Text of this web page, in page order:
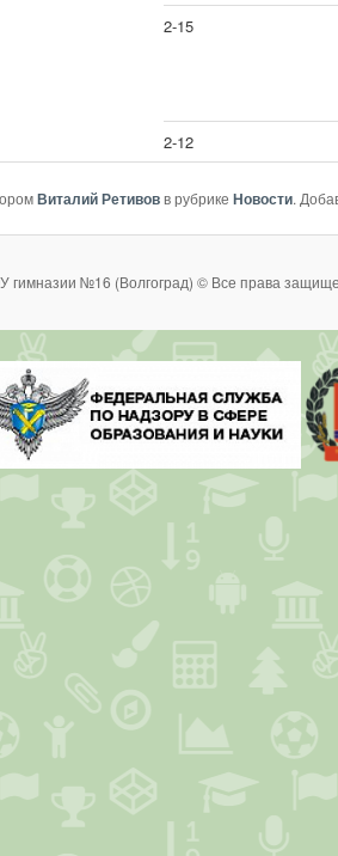
2-15
2-12
Виталий Ретивовв рубрике Новости.
№16 (Волгоград) © Все права